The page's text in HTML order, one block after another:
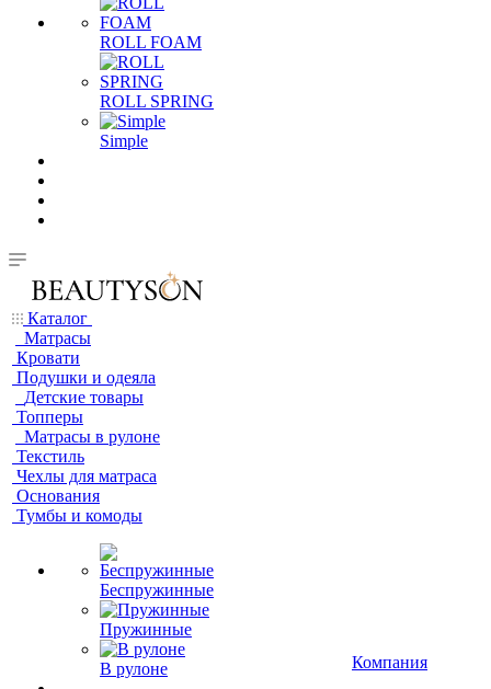
ROLL FOAM
ROLL SPRING
Simple
Каталог
Матрасы
Кровати
Подушки и одеяла
Детские товары
Топперы
Матрасы в рулоне
Текстиль
Чехлы для матраса
Основания
Тумбы и комоды
Беспружинные
Пружинные
В рулоне
Компания